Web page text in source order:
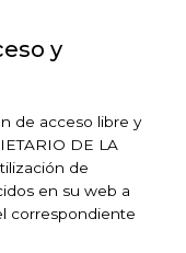
y
de acceso libre y
DE LA
de
en su web a
correspondiente